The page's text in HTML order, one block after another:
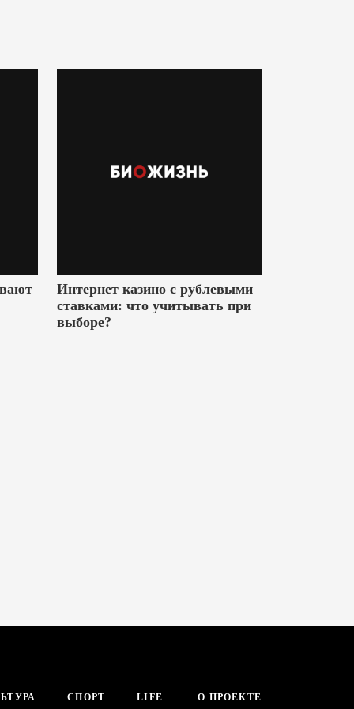
Интернет казино с рублевыми
ставками: что учитывать при
выборе?
СПОРТ LIFE О ПРОЕКТЕ